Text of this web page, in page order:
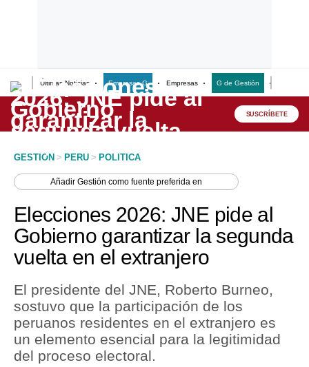
Últimas Noticias Empresas G Empresas G de Gestión
Lo último
Peru Quiosco
Economía
Mercados
Política
Tu Dinero
Finanzas Personales
SUSCRÍBETE
GESTION > PERU > POLITICA
AñadirGestión como fuente preferida en
Elecciones 2026: JNE pide al
Gobierno garantizar la segunda
vuelta en el extranjero
El presidente del JNE, Roberto Burneo,
sostuvo que la participación de los
peruanos residentes en el extranjero es
un elemento esencial para la legitimidad
del proceso electoral.